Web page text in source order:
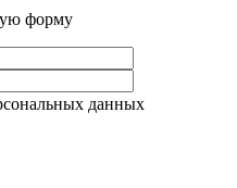
форму
данных